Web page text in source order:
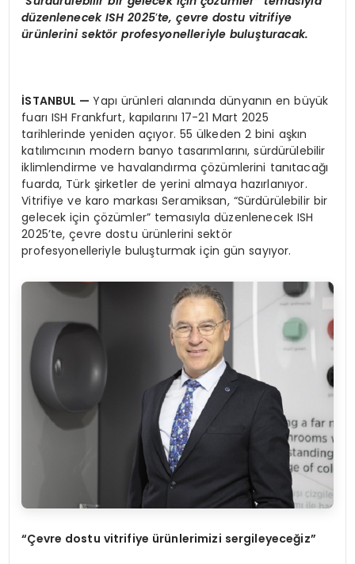
düzenlenecek ISH 2025’te, çevre dostu vitrifiye
ürünlerini sektör profesyonelleriyle buluşturacak.
İSTANBUL —Yapı ürünleri alanında dünyanın en büyük
fuarı ISH Frankfurt, kapılarını 17-21 Mart 2025
tarihlerinde yeniden açıyor. 55 ülkeden 2 bini aşkın
katılımcının modern banyo tasarımlarını, sürdürülebilir
iklimlendirme ve havalandırma çözümlerini tanıtacağı
fuarda, Türk şirketler de yerini almaya hazırlanıyor.
Vitrifiye ve karo markası Seramiksan, “Sürdürülebilir bir
gelecek için çözümler” temasıyla düzenlenecek ISH
2025’te, çevre dostu ürünlerini sektör
profesyonelleriyle buluşturmak için gün sayıyor.
“Çevre dostu vitrifiye ürünlerimizi sergileyeceğiz”